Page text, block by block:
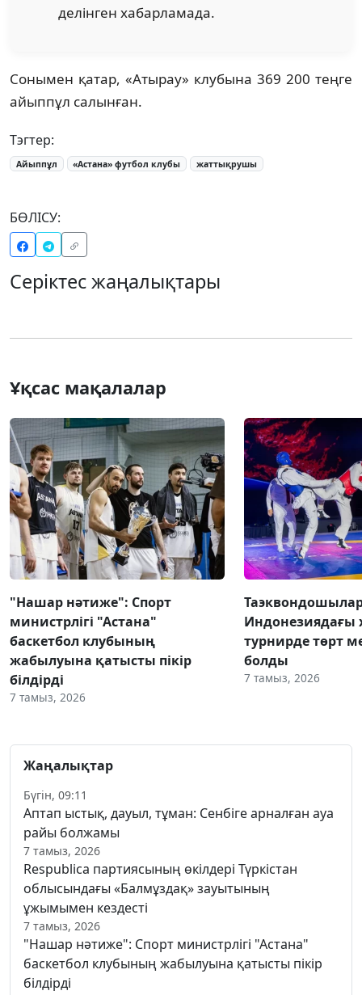
делінген хабарламада.
Сонымен қатар, «Атырау» клубына 369 200 теңге
айыппұл салынған.
Тэгтер:
Айыппұл «Астана» футбол клубы жаттықрушы
БӨЛІСУ:
Серіктес жаңалықтары
Ұқсас мақалалар
"Нашар нәтиже": Спорт
министрлігі "Астана"
баскетбол клубының
жабылуына қатысты пікір
білдірді
7 тамыз, 2026
Индонезиядағы
турнирде төрт
болды
7 тамыз, 2026
Жаңалықтар
Бүгін, 09:11
Аптап ыстық, дауыл, тұман: Сенбіге арналған ауа
райы болжамы
7 тамыз, 2026
Respublica партиясының өкілдері Түркістан
облысындағы «Балмұздақ» зауытының
ұжымымен кездесті
7 тамыз, 2026
"Нашар нәтиже": Спорт министрлігі "Астана"
баскетбол клубының жабылуына қатысты пікір
білдірді